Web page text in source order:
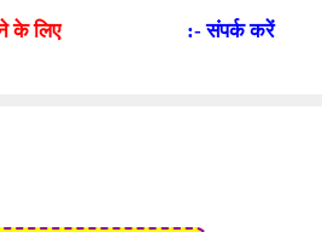
के लिए :- संपर्क करें